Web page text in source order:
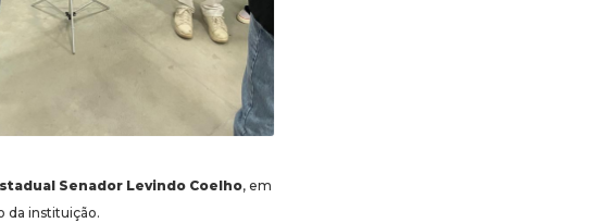
Senador Levindo Coelho, em
da instituição.